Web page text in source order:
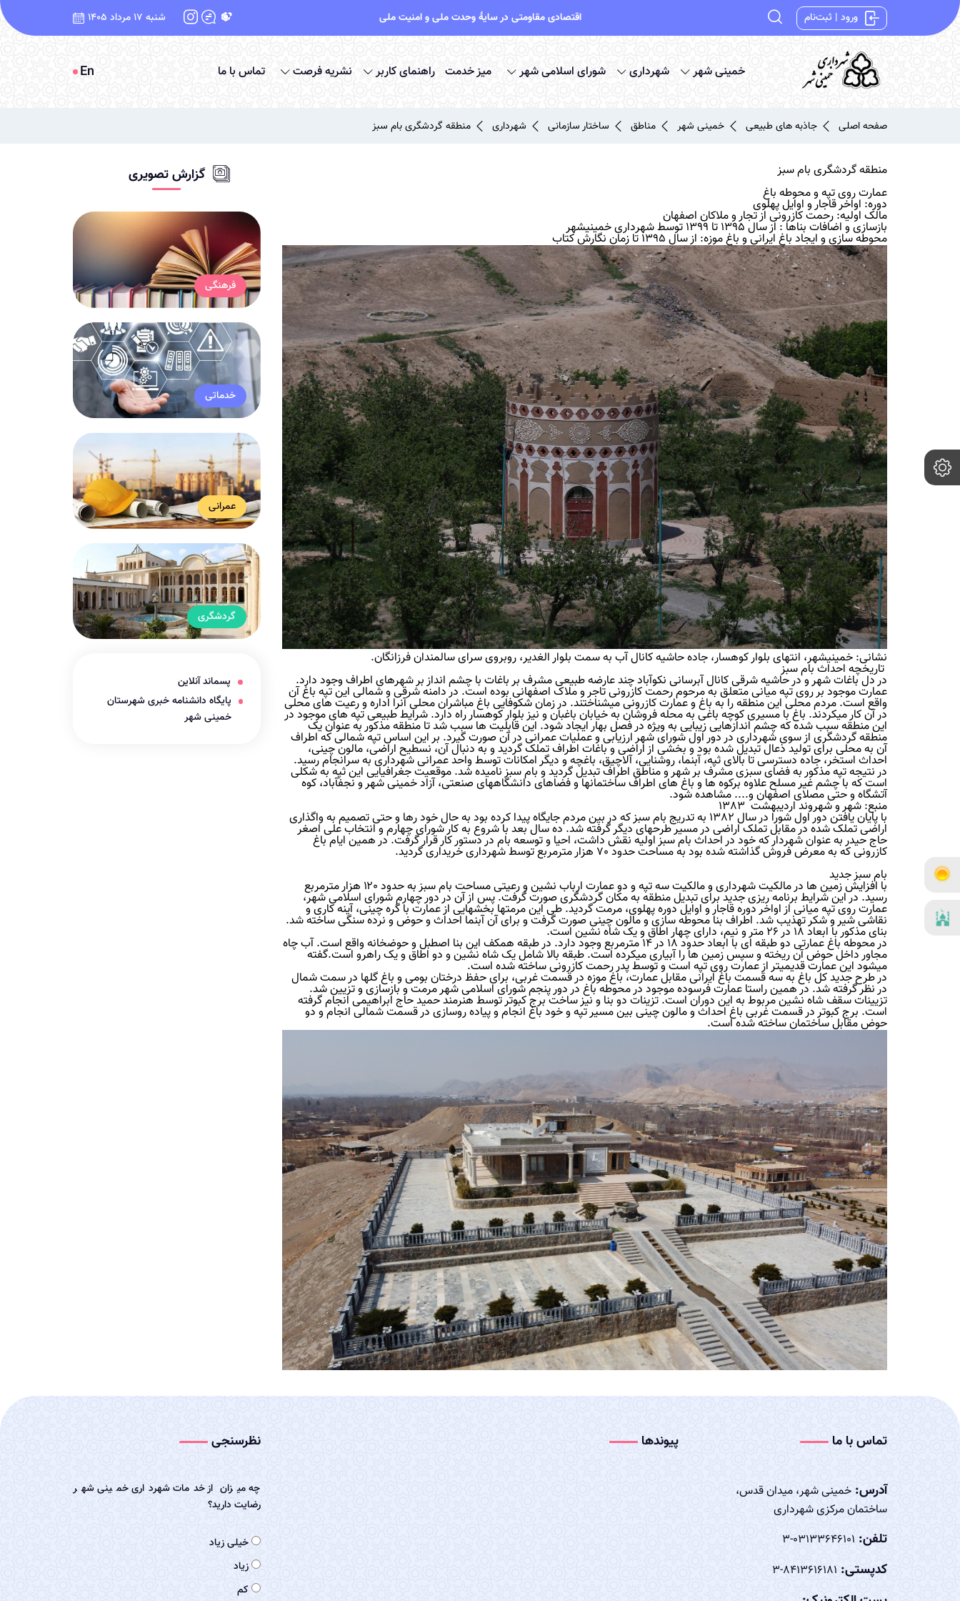
ورود | ثبت‌نام اقتصادی مقاومتی در سایۀ وحدت ملی و امنیت ملی شنبه 17 مرداد 1405
خمینی شهر شهرداری شورای اسلامی شهر میز خدمت راهنمای کاربر نشریه فرصت تماس با ما En
صفحه اصلی شهرداری ساختار سازمانی مناطق خمینی شهر جاذبه های طبیعی منطقه گردشگری بام سبز
منطقه گردشگری بام سبز
عمارت روی تپه و محوطه باغ
دوره: اواخر قاجار و اوایل پهلوی
مالک اولیه: رحمت کازرونی از تجار و ملاکان اصفهان
بازسازی و اضافات بناها : از سال 1395 تا 1399 توسط شهرداری خمینی‏شهر
محوطه سازی و ایجاد باغ ایرانی و باغ موزه: از سال 1395 تا زمان نگارش کتاب
نشانی: خمینی‏شهر، انتهای بلوار کوهسار، جاده حاشیه کانال آب به سمت بلوار الغدیر، روبروی سرای سالمندان فرزانگان.
تاریخچه احداث بام سبز
در دل باغات شهر و در حاشیه شرقی کانال آبرسانی نکوآباد چند عارضه طبیعی مشرف بر باغات با چشم انداز بر شهرهای اطراف وجود دارد.
عمارت موجود بر روی تپه میانی متعلق به مرحوم رحمت کازرونی تاجر و ملاک اصفهانی بوده است. در دامنه شرقی و شمالی این تپه باغ آن
واقع است. مردم محلی این منطقه را به باغ و عمارت کازرونی می‏شناختند. در زمان شکوفایی باغ مباشران محلی آنرا اداره و رعیت‏ های محلی
در آن کار می‏کردند. باغ با مسیری کوچه باغی به محله فروشان به خیابان باغبان و نیز بلوار کوهسار راه دارد. شرایط طبیعی تپه‏ ها‏ی موجود در
این منطقه سبب شده که چشم اندازهایی زیبایی به ویژه در فصل بهار ایجاد شود. این قابلیت ‏ها سبب شد تا منطقه مذکور به عنوان یک
منطقه گردشگری از سوی شهرداری در دور اول شورای شهر ارزیابی و عملیات عمرانی در آن صورت گیرد. بر این اساس تپه شمالی که اطراف
آن به محلی برای تولید ذعال تبدیل شده بود و بخشی از اراضی و باغات اطراف تملک گردید و به دنبال آن، نسطیح اراضی، مالون چینی،
احداث استخر، جاده دسترسی تا بالای ثپه، آبنما، روشنایی، آلاچیق، باغچه و دیگر امکانات توسط واحد عمرانی شهرداری به سرانجام رسید.
در نتیجه تپه مذکور به فضای سبزی مشرف بر شهر و مناطق اطراف تبدیل گردید و بام سبز نامیده شد. موقعیت جغرافیایی این ثپه به شکلی
است که با چشم غیر ‏مسلح علاوه برکوه ‏ها‏ و باغ های اطراف ساختمانها و فضاهای دانشگاههای صنعتی، آزاد خمینی ‏شهر و نجف‏آباد، کوه
آتشگاه و حتی مصلای اصفهان و.... مشاهده شود.
منبع: شهر و شهروند اردیبهشت 1383
با پایان یافتن دور اول شورا در سال 1382 به تدریج بام سبز که در بین مردم جایگاه پیدا کرده بود به حال خود رها و حتی تصمیم به واگذاری
اراضی تملک شده در مقابل تملک اراضی در مسیر طرح‏ها‏ی دیگر گرفته شد. ده سال بعد با شروع به کار شورای چهارم و انتخاب علی‏ اصغر
حاج‏ حیدر به عنوان شهردار که خود در احداث بام سبز اولیه نقش داشت، احیا و توسعه بام در دستور کار قرار گرفت. در همین ایام باغ
کازرونی که به معرض فروش گذاشته شده بود به مساحت حدود 70 هزار مترمربع توسط شهرداری خریداری گردید.
بام سبز جدید
با افزایش زمین‏ ها در مالکیت شهرداری و مالکیت سه تپه و دو عمارت ارباب نشین و رعیتی مساحت بام سبز به حدود ۱۲۰ هزار مترمربع
رسید. در این شرایط برنامه ‏ریزی جدید برای تبدیل منطقه به مکان گردشگری صورت گرفت. پس از آن در دور چهارم شورای اسلامی شهر،
عمارت روی تپه میانی از اواخر دوره قاجار و اوایل دوره پهلوی، مرمت گردید. طی این مرمت‏ها بخش‏هایی از عمارت با گره چینی، آینه ‏کاری و
نقاشی شیر و شکر تهذیب شد. اطراف بنا محوطه سازی و مالون چینی صورت گرفت و برای آن آبنما احداث و حوض و نرده سنگی ساخته شد.
بنای مذکور با ابعاد 18 در 26 متر و نیم، دارای چهار اطاق و یک شاه نشین است.
در محوطه باغ عمارتی دو طبقه ‏ای با ابعاد حدود 18 در 14 مترمربع وجود دارد. در طبقه همکف این بنا اصطبل و حوضخانه واقع است. آب چاه
مجاور داخل حوض آن ریخته و سپس زمین ‏ها را آبیاری می‏کرده است. طبقه بالا شامل یک شاه نشین و دو اطاق و یک راهرو است.گفته
می‏شود این عمارت قدیمی‏تر از عمارت روی تپه است و توسط پدر رحمت کازرونی ساخته شده است.
در طرح جدید کل باغ به سه قسمت باغ ایرانی مقابل عمارت، باغ موزه در قسمت غربی، برای حفظ درختان بومی‏ و باغ گلها در سمت شمال
در نظر گرفته شد. در همین راستا عمارت فرسوده موجود در محوطه باغ در دور پنجم شورای اسلامی شهر مرمت و بازسازی و تزیین شد.
تزیینات سقف شاه نشین مربوط به این دوران است. تزینات دو بنا و نیز ساخت برج کبوتر توسط هنرمند حمید حاج ابراهیمی ‏انجام گرفته
است. برج کبوتر در قسمت غربی باغ احداث و مالون‏ چینی بین مسیر تپه و خود باغ انجام و پیاده روسازی در قسمت شمالی انجام و دو
حوض مقابل ساختمان ساخته شده ‏است.
گزارش تصویری
فرهنگی
خدماتی
عمرانی
گردشگری
پسماند آنلاین
پایگاه دانشنامه خبری شهرستان
خمینی شهر
تماس با ما
آدرس: خمینی شهر، میدان قدس،
ساختمان مرکزی شهرداری
تلفن: 03133646101-3
کدپستی: 8413616181-3
پیوندها نظرسنجی
چه میزان از خدمات شهرداری خمینی شهر
رضایت دارید؟
خیلی زیاد
زیاد
کم